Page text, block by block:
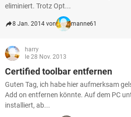
eliminiert. Trotz Opt...
8 Jan. 2014 von manne61
harry
le 28 Nov. 2013
Certified toolbar entfernen
Guten Tag, ich habe hier aufmerksam
Add on entfernen könnte. Auf dem PC
installiert, ab...